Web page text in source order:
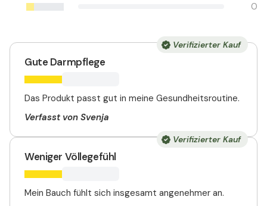
0
Verifizierter Kauf
Gute Darmpflege
Das Produkt passt gut in meine Gesundheitsroutine.
Verfasst von Svenja
Verifizierter Kauf
Weniger Völlegefühl
Mein Bauch fühlt sich insgesamt angenehmer an.